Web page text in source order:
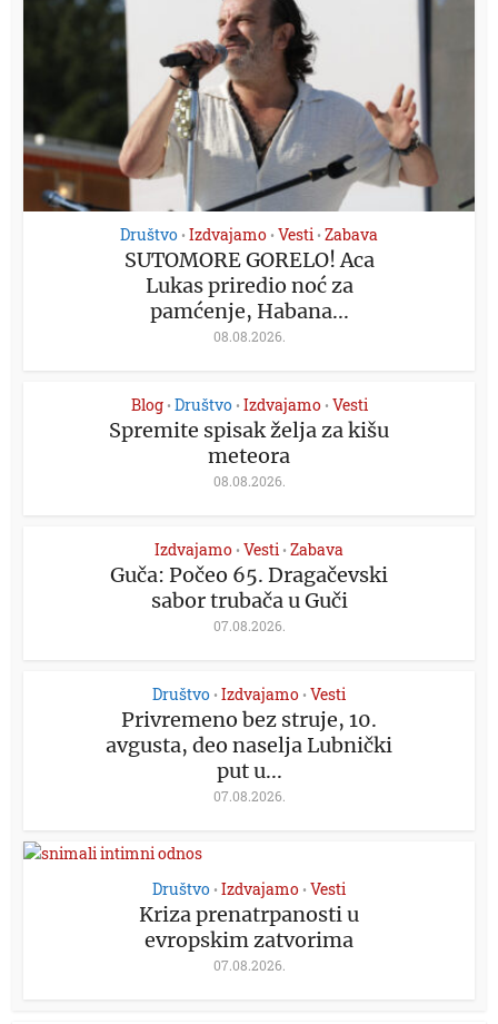
Društvo • Izdvajamo • Vesti • Zabava
SUTOMORE GORELO! Aca
Lukas priredio noć za
pamćenje, Habana...
08.08.2026.
Blog • Društvo • Izdvajamo • Vesti
Spremite spisak želja za kišu
meteora
08.08.2026.
Izdvajamo • Vesti • Zabava
Guča: Počeo 65. Dragačevski
sabor trubača u Guči
07.08.2026.
Društvo • Izdvajamo • Vesti
Privremeno bez struje, 10.
avgusta, deo naselja Lubnički
put u...
07.08.2026.
Društvo • Izdvajamo • Vesti
Kriza prenatrpanosti u
evropskim zatvorima
07.08.2026.